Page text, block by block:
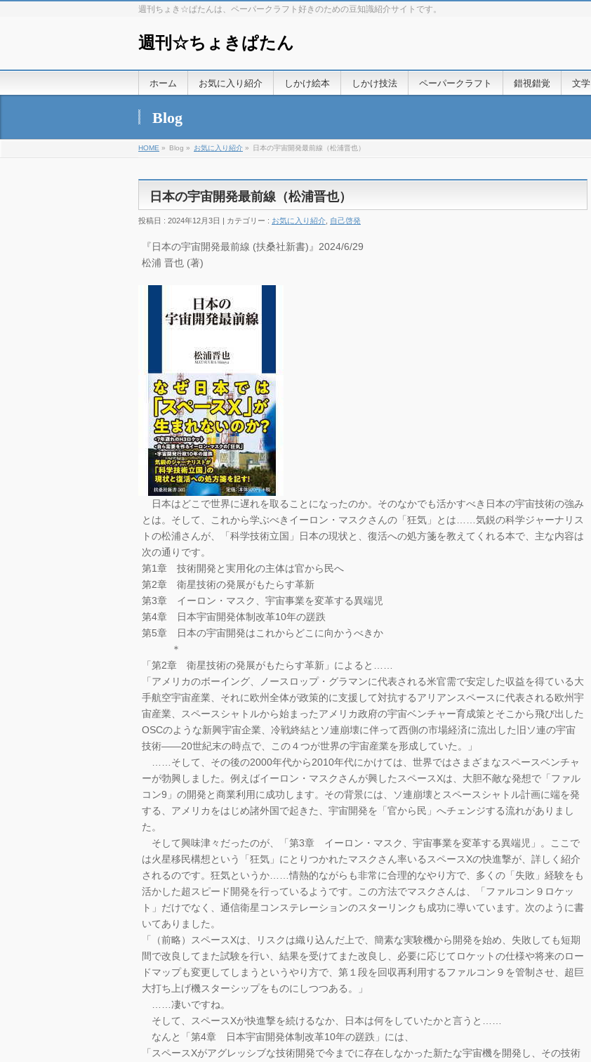
週刊ちょき☆ぱたんは、ペーパークラフト好きのための豆知識紹介サイトです。
週刊☆ちょきぱたん
ホーム お気に入り紹介 しかけ絵本 しかけ技法 ペーパークラフト 錯視錯覚 文学
Blog
HOME » Blog » お気に入り紹介 » 日本の宇宙開発最前線（松浦晋也）
日本の宇宙開発最前線（松浦晋也）
投稿日 : 2024年12月3日 | カテゴリー : お気に入り紹介 自己啓発
『日本の宇宙開発最前線 (扶桑社新書)』2024/6/29
松浦 晋也 (著)
日本はどこで世界に遅れを取ることになったのか。そのなかでも活かすべき日本の宇宙技術の強み
とは。そして、これから学ぶべきイーロン・マスクさんの「狂気」とは……気鋭の科学ジャーナリス
トの松浦さんが、「科学技術立国」日本の現状と、復活への処方箋を教えてくれる本で、主な内容は
次の通りです。
第1章 技術開発と実用化の主体は官から民へ
第2章 衛星技術の発展がもたらす革新
第3章 イーロン・マスク、宇宙事業を変革する異端児
第4章 日本宇宙開発体制改革10年の蹉跌
第5章 日本の宇宙開発はこれからどこに向かうべきか
＊
「第2章 衛星技術の発展がもたらす革新」によると……
「アメリカのボーイング、ノースロップ・グラマンに代表される米官需で安定した収益を得ている大
手航空宇宙産業、それに欧州全体が政策的に支援して対抗するアリアンスペースに代表される欧州宇
宙産業、スペースシャトルから始まったアメリカ政府の宇宙ベンチャー育成策とそこから飛び出した
OSCのような新興宇宙企業、冷戦終結とソ連崩壊に伴って西側の市場経済に流出した旧ソ連の宇宙
技術――20世紀末の時点で、この４つが世界の宇宙産業を形成していた。」
……そして、その後の2000年代から2010年代にかけては、世界ではさまざまなスペースベンチャ
ーが勃興しました。例えばイーロン・マスクさんが興したスペースXは、大胆不敵な発想で「ファル
コン9」の開発と商業利用に成功します。その背景には、ソ連崩壊とスペースシャトル計画に端を発
する、アメリカをはじめ諸外国で起きた、宇宙開発を「官から民」へチェンジする流れがありまし
た。
そして興味津々だったのが、「第3章 イーロン・マスク、宇宙事業を変革する異端児」。ここで
は火星移民構想という「狂気」にとりつかれたマスクさん率いるスペースXの快進撃が、詳しく紹介
されるのです。狂気というか……情熱的ながらも非常に合理的なやり方で、多くの「失敗」経験をも
活かした超スピード開発を行っているようです。この方法でマスクさんは、「ファルコン９ロケッ
ト」だけでなく、通信衛星コンステレーションのスターリンクも成功に導いています。次のように書
いてありました。
「（前略）スペースXは、リスクは織り込んだ上で、簡素な実験機から開発を始め、失敗しても短期
間で改良してまた試験を行い、結果を受けてまた改良し、必要に応じてロケットの仕様や将来のロー
ドマップも変更してしまうというやり方で、第１段を回収再利用するファルコン９を管制させ、超巨
大打ち上げ機スターシップをものにしつつある。」
……凄いですね。
そして、スペースXが快進撃を続けるなか、日本は何をしていたかと言うと……
なんと「第4章 日本宇宙開発体制改革10年の蹉跌」には、
「スペースXがアグレッシブな技術開発で今までに存在しなかった新たな宇宙機を開発し、その技術